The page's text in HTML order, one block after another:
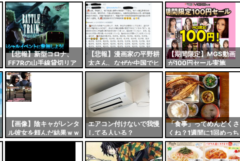
【悲報】新型コロナ、
FF7Rの山手線貸切リア
イベを中止に追い込む…
【悲報】漫画家の平野耕
太さん、なぜか中国でヒ
ロアカ作者と認定され２
週間以上抗議リプが来続
ける…
【期間限定】MGS動画
が100円セール実施
中！！とりあえず全部買
うやろｗｗｗｗｗ
【画像】陰キャがレンタ
ル彼女を頼んだ結果ｗｗ
ｗｗ
エアコン付けないで我慢
してる人いる？
「食事」ってめんどくさ
くね？1週間に1回めっち
ゃ栄養あるもん食って終
わりでいいだろ